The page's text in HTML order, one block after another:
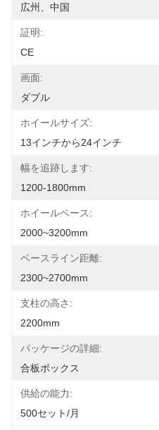
広州、中国
証明:
CE
画面:
ダブル
ホイールサイズ:
13インチから24インチ
幅を追跡します:
1200-1800mm
ホイールベース:
2000~3200mm
ベースライン距離:
2300~2700mm
支柱の高さ:
2200mm
パッケージの詳細:
合板ボックス
供給の能力:
500セット/月